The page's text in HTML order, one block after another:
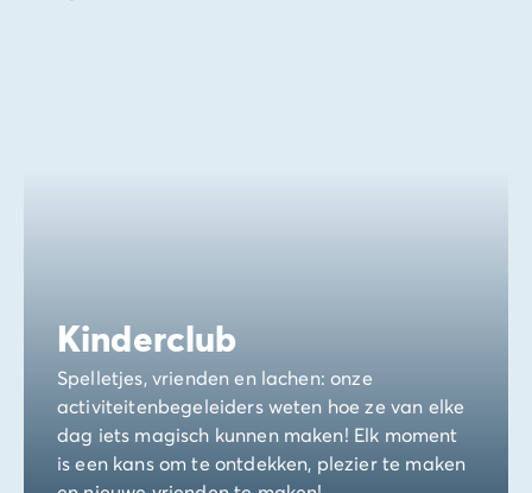
Kinderclub
Spelletjes, vrienden en lachen: onze
activiteitenbegeleiders weten hoe ze van elke
dag iets magisch kunnen maken! Elk moment
is een kans om te ontdekken, plezier te maken